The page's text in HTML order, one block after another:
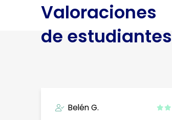
Valoraciones
de estudiantes
Belén G.